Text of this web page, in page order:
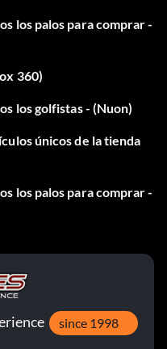
este juego iniciar una
custum juego iniciar un
y otro personaje
como 50 000 en 9 hoyos.
guarda tu perfil cada
grande, como derrotar
al principio del juego y
Adidas o Under
A continuación,
en el modo Rivales
los palos para comprar -
360)
los golfistas - (Nuon)
únicos de la tienda
los palos para comprar -
since 1998